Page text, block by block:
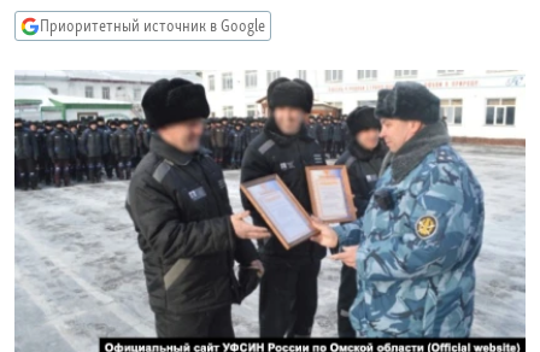
поиску
СЕВЕР.РЕАЛИИ
СИБИРЬ.РЕАЛИИ
РАСПИСАНИЕ ВЕЩАНИЯ
ПОДПИШИТЕСЬ НА РАССЫЛКУ
СОЦИАЛЬНЫЕ СЕТИ
Приоритетный источник в Google